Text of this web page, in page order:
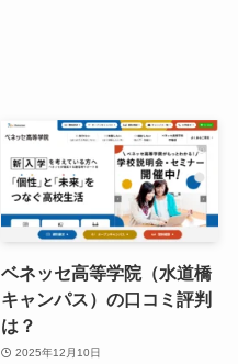
ベネッセ高等学院（水道橋
キャンパス）の口コミ評判
は？
2025年12月10日